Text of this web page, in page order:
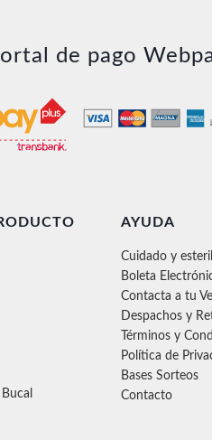
de pago
AYUDA
Cuidado y
Boleta
Contacta a tu
Despachos y
Términos y
Política de
Bases Sorteos
Contacto